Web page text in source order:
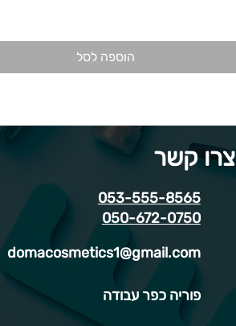
הוספה לסל
צרו קשר
053-555-8565
050-672-0750
domacosmetics1@gmail.com
פוריה כפר עבודה